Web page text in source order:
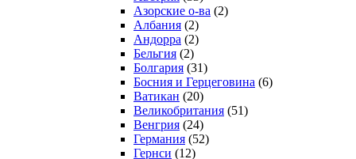
Азорские о-ва (2)
Албания (2)
Андорра (2)
Бельгия (2)
Болгария (31)
Босния и Герцеговина (6)
Ватикан (20)
Великобритания (51)
Венгрия (24)
Германия (52)
Гернси (12)